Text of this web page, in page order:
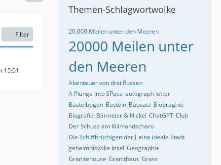
Filter
15:01
Themen-Schlagwortwolke
20.000 Meilen unter den Meeren
20000 Meilen unter
den Meeren
Abenteuer von drei Russen
A Plunge Into SPace autograph letter
Bastelbogen Basteln Bausatz Biobraghie
Biografie Bärmeier & Nickel ChatGPT Club
Der Schuss am Kilimandscharo
Die Schiffbrüchigen der J eine ideale Stadt
geheimnisvolle Insel Geographie
Granitehouse Granithaus Grass